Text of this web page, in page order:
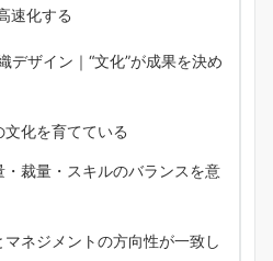
速化する
デザイン｜“文化”が成果を決め
化を育てている
裁量・スキルのバランスを意
ネジメントの方向性が一致し